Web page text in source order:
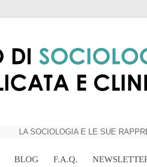
LA SOCIOLOGIA E LE SUE
BLOG F.A.Q.